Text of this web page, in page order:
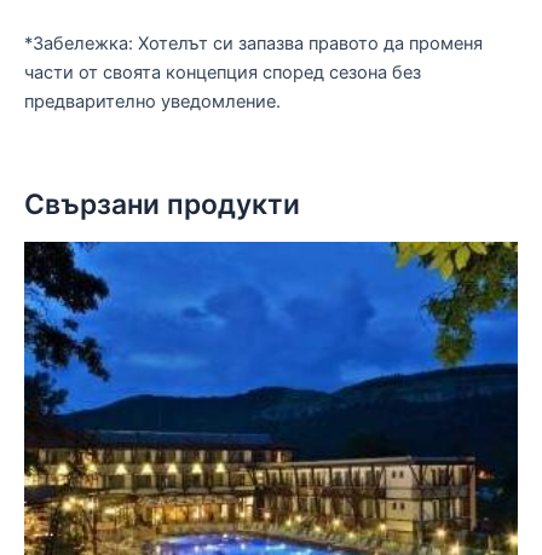
*Забележка: Хотелът си запазва правото да променя
части от своята концепция според сезона без
предварително уведомление.
Свързани продукти